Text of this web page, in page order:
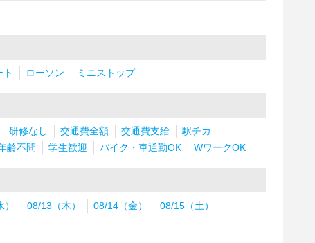
ト ローソン ミニストップ
研修なし 交通費全額 交通費支給
駅チカ
齢不問 学生歓迎 バイク・車通勤OK WワークOK
08/13（木） 08/14（金） 08/15（土）